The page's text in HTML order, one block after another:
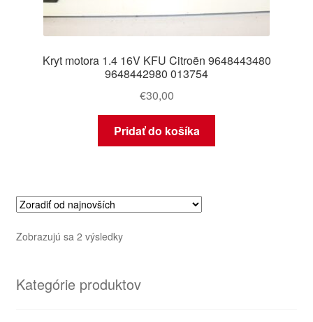
Kryt motora 1.4 16V KFU Citroën 9648443480
9648442980 013754
€30,00
Pridať do košíka
Zobrazujú sa 2 výsledkyZoradené
Kategórie produktov